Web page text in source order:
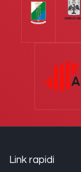
Link rapidi